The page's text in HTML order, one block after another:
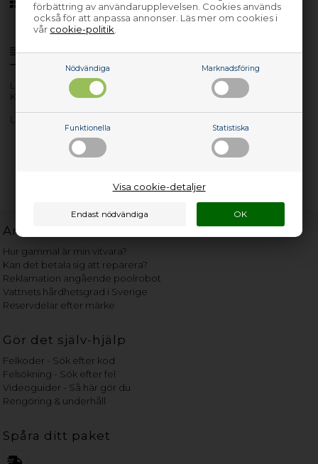
förbättring av användarupplevelsen. Cookies används
också för att anpassa annonser. Läs mer om cookies i
vår cookie-politik
Nödvändiga Marknadsföring
Funktionella Statistiska
Visa cookie-detaljer
Produktinfo Frågor om varan?
Lev. nr.: 00HM012
Keyboard (GERMAN)
Lenovo Keyboard (GERMAN)
Sedan 2006
Användbara länkar
Hur gammal är min vitvara?
Kan det betala sig att reparera?
Reklamation angående poolrobot
Vattnets hårdhetsgrad i Sverige
Reservdelar efter märke
Gör det själv-hjälp
Felkoder - Sök efter kod
Felsökning - Sök efter fel
Videoguider - Så här gör du
Rengöring & underhåll
Spåra ditt paket